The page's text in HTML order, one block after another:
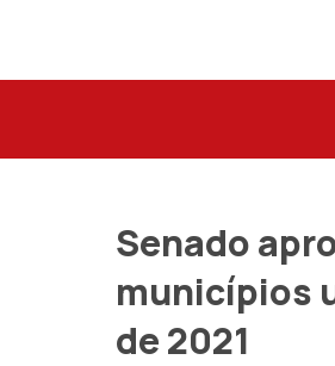
Senado
municípios
de 2021